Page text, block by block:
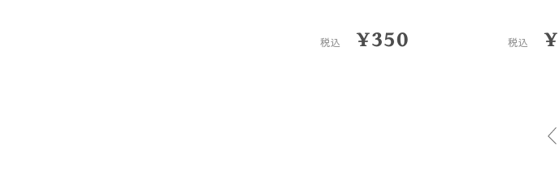
税込 ¥350 税込 ¥